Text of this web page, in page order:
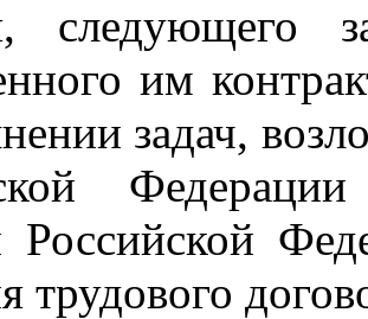
следующего
им
задач,
Российской
трудового